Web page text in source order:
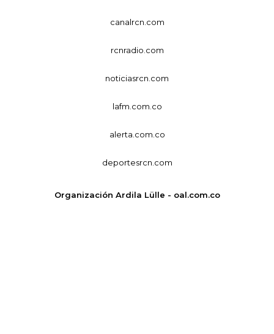
canalrcn.com
rcnradio.com
noticiasrcn.com
lafm.com.co
alerta.com.co
deportesrcn.com
Organización Ardila Lülle - oal.com.co